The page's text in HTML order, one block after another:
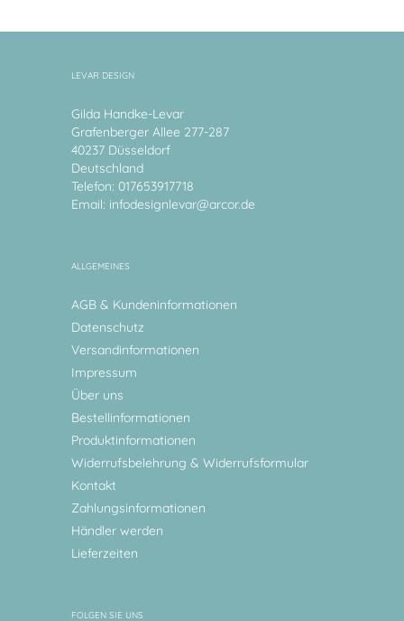
LEVAR DESIGN
Gilda Handke-Levar
Grafenberger Allee 277-287
40237 Düsseldorf
Deutschland
Telefon: 017653917718
Email: infodesignlevar@arcor.de
ALLGEMEINES
AGB & Kundeninformationen
Datenschutz
Versandinformationen
Impressum
Über uns
Bestellinformationen
Produktinformationen
Widerrufsbelehrung & Widerrufsformular
Kontakt
Zahlungsinformationen
Händler werden
Lieferzeiten
FOLGEN SIE UNS